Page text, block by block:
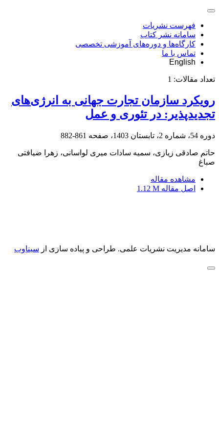
فهرست نشریات
سامانه نشر کتاب
کارگاه‌ها و دوره‌های آموزشی تخصصی
تماس با ما
English
تعداد مقالات: 1
رویکرد سازمان تجارت جهانی به انرژی‌های
تجدیدپذیر: در تئوری و عمل
دوره 54، شماره 2، تابستان 1403، صفحه 861-882
حاتم صادقی زیازی، سمیه سادات میری لواسانی، زهرا ضیافتی
صباغ
مشاهده مقاله
اصل مقاله 1.12 M
سامانه مدیریت نشریات علمی. طراحی و پیاده سازی از سیناوب